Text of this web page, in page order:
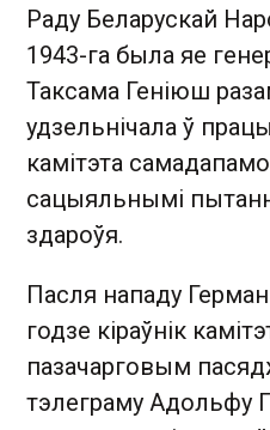
Раду Беларускай
1943-га была яе
Таксама Геніюш
удзельнічала ў
камітэта
сацыяльнымі
здароўя.
Пасля нападу
годзе кіраўнік
пазачарговым
тэлеграму Адольфу